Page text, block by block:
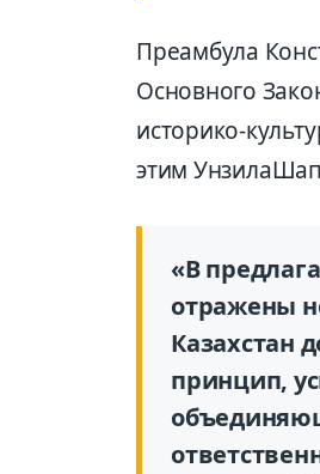
Преамбула
Основного
историко-
этим Унзила
«В
отражены
Казахстан
принцип,